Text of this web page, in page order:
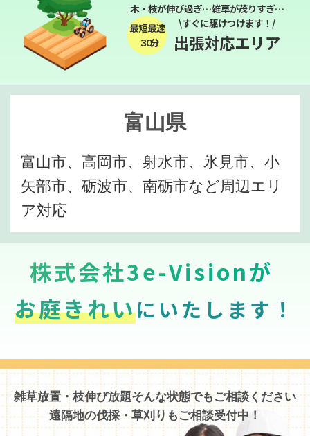
木・枝が伸び過ぎ…雑草が茂りすぎ…
最短最速
３０分
\すぐに駆けつけます！/
出張対応エリア
富山県
富山市、高岡市、射水市、氷見市、小
矢部市、砺波市、南砺市など周辺エリ
ア対応
株式会社3e-Visionが
お庭きれいにいたします！
雑草放置・枝伸び放題そんな状態でもご相談ください
遠隔地の伐採・草刈りもご相談受付中！